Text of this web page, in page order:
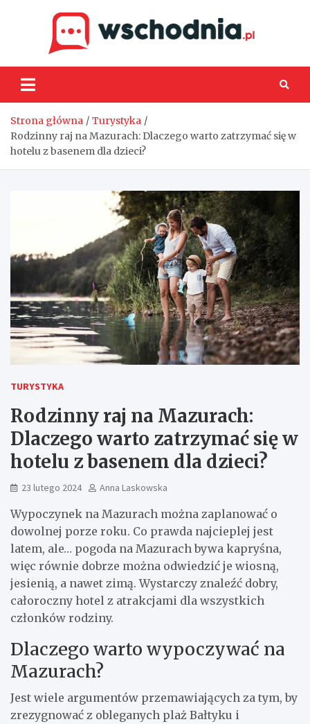
Strona główna
Turystyka
Rodzinny raj na Mazurach: Dlaczego warto zatrzymać się w
hotelu z basenem dla dzieci?
TURYSTYKA
Rodzinny raj na Mazurach:
Dlaczego warto zatrzymać się w
hotelu z basenem dla dzieci?
23 lutego 2024 Anna Laskowska
Wypoczynek na Mazurach można zaplanować o
dowolnej porze roku. Co prawda najcieplej jest
latem, ale… pogoda na Mazurach bywa kapryśna,
więc równie dobrze można odwiedzić je wiosną,
jesienią, a nawet zimą. Wystarczy znaleźć dobry,
całoroczny hotel z atrakcjami dla wszystkich
członków rodziny.
Dlaczego warto wypoczywać na
Mazurach?
Jest wiele argumentów przemawiających za tym, by
zrezygnować z obleganych plaż Bałtyku i